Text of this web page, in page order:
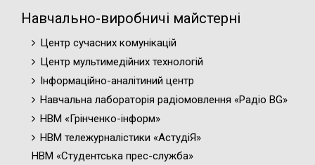
Навчально-виробничі майстерні
Центр сучасних комунікацій
Центр мультимедійних технологій
Інформаційно-аналітиний центр
Навчальна лабораторія радіомовлення «Радіо BG»
НВМ «Грінченко-інформ»
НВМ тележурналістики «АстудіЯ»
НВМ «Студентська прес-служба»